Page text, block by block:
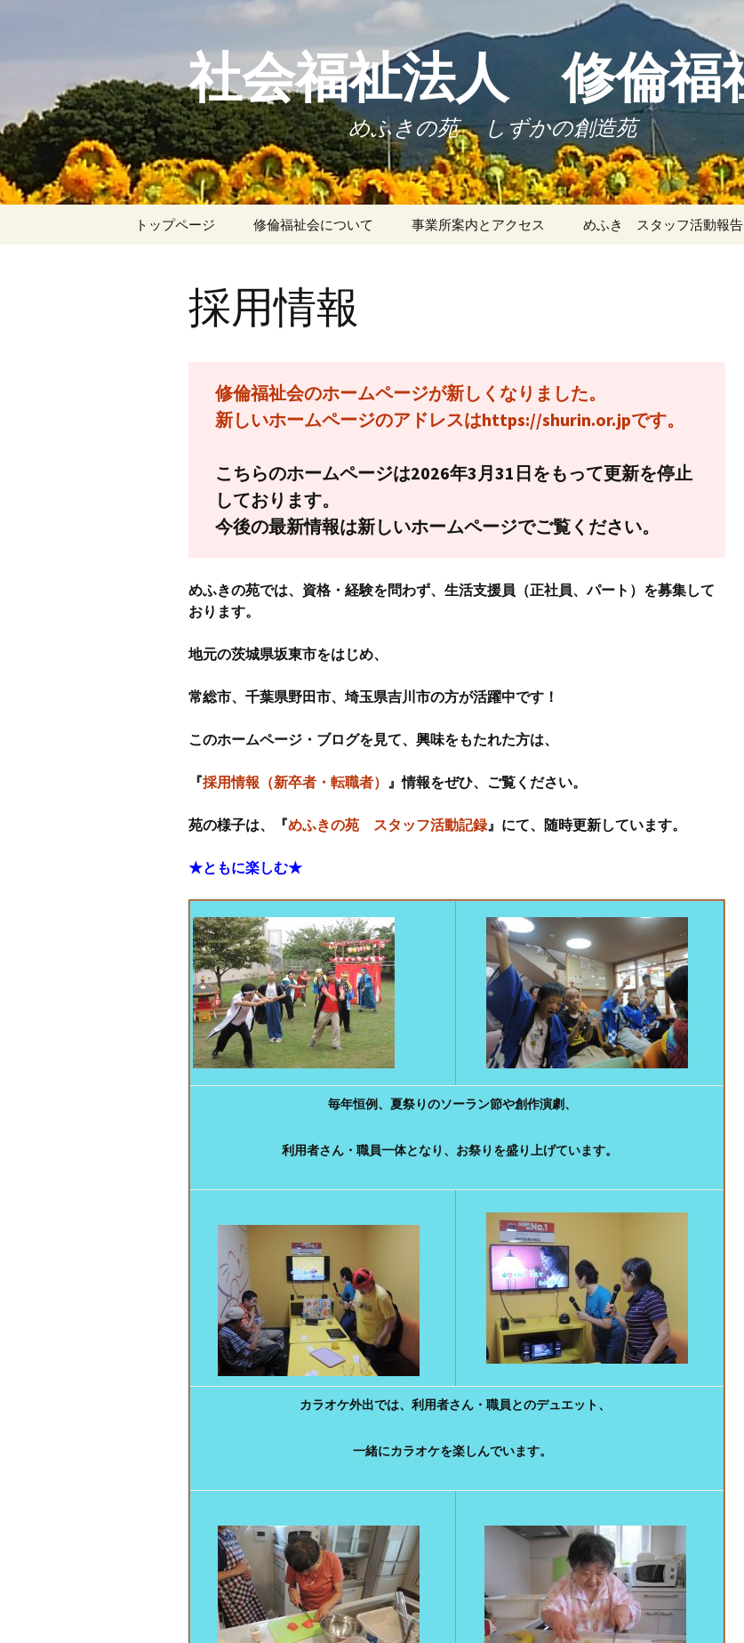
社会福祉法人 修倫福
めふきの苑 しずかの創造苑
トップページ 修倫福祉会について
沿革
決算報告
苦情解決
役員名簿
ハラスメント防止規程
事業所案内とアクセス
御家族の声
桐木ケアホーム 行事
マルタホーム
丸太
あゆむ
めふき スタッフ活動報告
採用情報
修倫福祉会のホームページが新しくなりました。
新しいホームページのアドレスはhttps://shurin.or.jpです。
こちらのホームページは2026年3月31日をもって更新を停止
しております。
今後の最新情報は新しいホームページでご覧ください。
めふきの苑では、資格・経験を問わず、生活支援員（正社員、パート）を募集して
おります。
地元の茨城県坂東市をはじめ、
常総市、千葉県野田市、埼玉県吉川市の方が活躍中です！
このホームページ・ブログを見て、興味をもたれた方は、
『採用情報（新卒者・転職者） 』情報をぜひ、ご覧ください。
苑の様子は、『めふきの苑 スタッフ活動記録』にて、随時更新しています。
★ともに楽しむ★
毎年恒例、夏祭りのソーラン節や創作演劇、
利用者さん・職員一体となり、お祭りを盛り上げています。
カラオケ外出では、利用者さん・職員とのデュエット、
一緒にカラオケを楽しんでいます。